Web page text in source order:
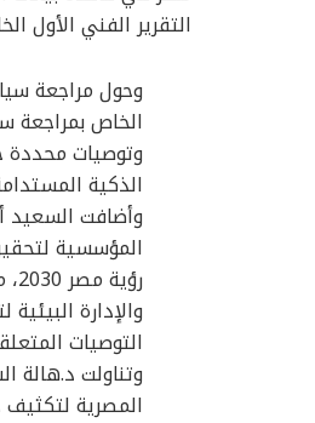
التقرير الفني الأول
الخاص بمراجعة
وتوصيات محددة
الذكية
وأضافت السعيد
المؤسسية
والإدارة
التوصيات
وتناولت د.هالة
المصرية